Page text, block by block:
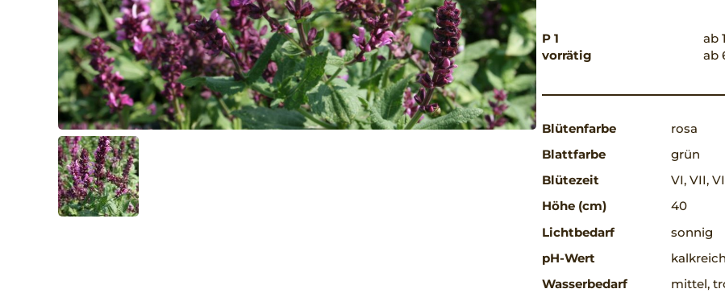
P 1
vorrätig
ab
ab
Blütenfarbe
rosa
Blattfarbe
grün
Blütezeit
VI, VII,
Höhe (cm)
40
Lichtbedarf
sonnig
pH-Wert
Wasserbedarf
mittel,